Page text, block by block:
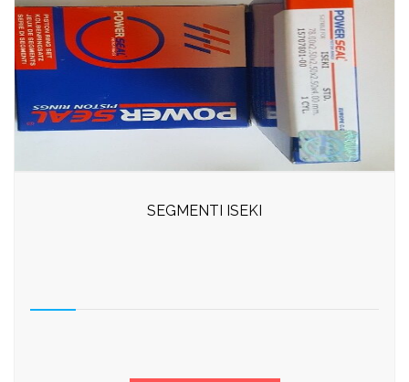
SEGMENTI ISEKI